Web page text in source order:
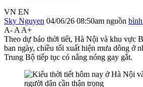
VN EN
Sky Nguyen 04/06/26 08:50am nguồn
A- A A+
Theo dự báo thời tiết, Hà Nội và khu vực
ban ngày, chiều tối xuất hiện mưa dông ở
Trung Bộ tiếp tục có nắng nóng gay gắt.